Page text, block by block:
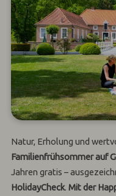
Natur, Erholung und
Familienfrühsommer auf
Jahren gratis –
HolidayCheck. Mit der